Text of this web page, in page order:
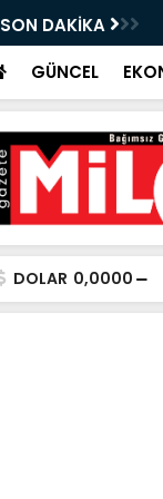
SON DAKİKA
GÜNCEL
DOLAR 0,0000